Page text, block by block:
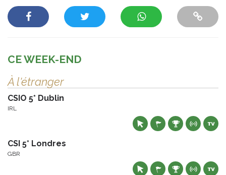
CE WEEK-END
À l'étranger
CSIO 5* Dublin
IRL
CSI 5* Londres
GBR